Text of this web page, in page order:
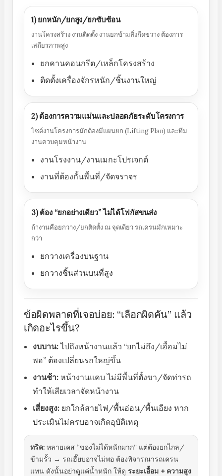
1) ยกหนัก/ยกสูง/ยกซับซ้อน
งานโครงสร้าง งานติดตั้ง งานยกข้ามสิ่งกีดขวาง ต้องการ
เสถียรภาพสูง
ยกคานคอนกรีต/เหล็กโครงสร้าง
ติดตั้งเครื่องจักรหนัก/ชิ้นงานใหญ่
2) ต้องการความแม่นและปลอดภัยระดับโครงการ
ไซต์งานโครงการมักต้องมีแผนยก (Lifting Plan) และทีม
งานควบคุมหน้างาน
งานโรงงาน/งานเมกะโปรเจกต์
งานที่ต้องกั้นพื้นที่/จัดจราจร
3) ต้อง “ยกอย่างเดียว” ไม่ได้โฟกัสขนส่ง
ถ้างานคือยกวาง/ยกติดตั้ง ณ จุดเดียว รถเครนมักเหมาะ
กว่า
ยกวางเครื่องบนฐาน
ยกวางชิ้นส่วนบนที่สูง
ข้อผิดพลาดที่เจอบ่อย: “เลือกผิดคัน” แล้ว
เกิดอะไรขึ้น?
งบบาน:ไปถึงหน้างานแล้ว “ยกไม่ถึง/เอื้อมไม่
พอ” ต้องเปลี่ยนรถใหญ่ขึ้น
งานช้า:หน้างานแคบ ไม่มีพื้นที่ตั้งขา/จัดท่ารถ
ทำให้เสียเวลาจัดหน้างาน
เสี่ยงสูง:ยกใกล้สายไฟ/พื้นอ่อน/พื้นเอียง หาก
ประเมินไม่ครบอาจเกิดอุบัติเหตุ
ทริค:หลายเคส “ของไม่ได้หนักมาก” แต่ต้องยกไกล/
ข้ามรั้ว → รถเฮี๊ยบอาจไม่พอ ต้องพิจารณารถเครน
แทน ดังนั้นอย่าดูแค่น้ำหนัก ให้ดู ระยะเอื้อม + ความสูง